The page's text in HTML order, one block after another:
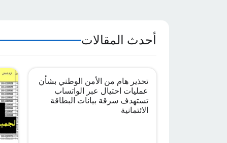
أحدث المقالات
تحذير هام من الأمن الوطني بشأن
عمليات احتيال عبر الواتساب
تستهدف سرقة بيانات البطاقة
الائتمانية